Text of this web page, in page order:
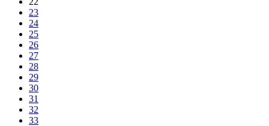
23
24
25
26
27
28
29
30
31
32
33